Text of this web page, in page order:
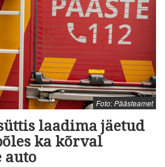
Foto: Päästeamet
laadima jäetud
ka kõrval
auto